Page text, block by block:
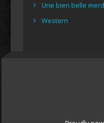
Une bien belle
Western